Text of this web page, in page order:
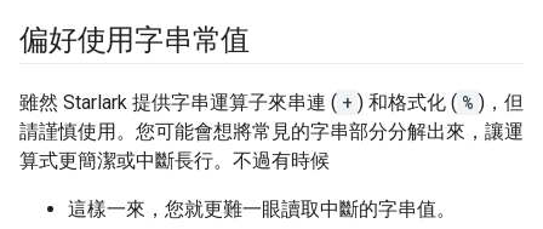
偏好使用字串常值
雖然 Starlark 提供字串運算子來串連 ( + ) 和格式化 ( % )，但
請謹慎使用。您可能會想將常見的字串部分分解出來，讓運
算式更簡潔或中斷長行。不過有時候
這樣一來，您就更難一眼讀取中斷的字串值。